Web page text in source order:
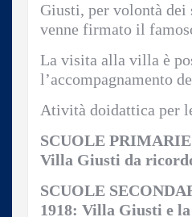
Giusti, per volontà dei
venne firmato il
La visita alla villa è
l’accompagnamento
Atività doidattica per
SCUOLE
Villa Giusti da
SCUOLE
1918: Villa Giusti e